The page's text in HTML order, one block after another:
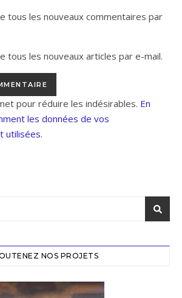
tous les nouveaux commentaires par
tous les nouveaux articles par e-mail.
pour réduire les indésirables. En
les données de vos
utilisées.
NOS PROJETS